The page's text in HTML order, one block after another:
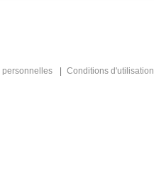
personnelles Conditions d'utilisation